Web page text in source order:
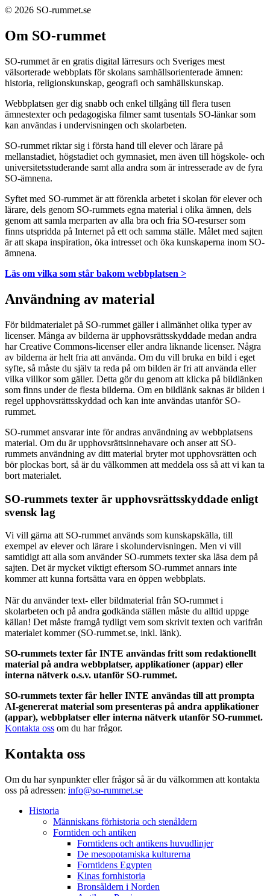
© 2026 SO-rummet.se
Om SO-rummet
SO-rummet är en gratis digital lärresurs och Sveriges mest
välsorterade webbplats för skolans samhällsorienterade ämnen:
historia, religionskunskap, geografi och samhällskunskap.
Webbplatsen ger dig snabb och enkel tillgång till flera tusen
ämnestexter och pedagogiska filmer samt tusentals SO-länkar som
kan användas i undervisningen och skolarbeten.
SO-rummet riktar sig i första hand till elever och lärare på
mellanstadiet, högstadiet och gymnasiet, men även till högskole- och
universitetsstuderande samt alla andra som är intresserade av de fyra
SO-ämnena.
Syftet med SO-rummet är att förenkla arbetet i skolan för elever och
lärare, dels genom SO-rummets egna material i olika ämnen, dels
genom att samla merparten av alla bra och fria SO-resurser som
finns utspridda på Internet på ett och samma ställe. Målet med sajten
är att skapa inspiration, öka intresset och öka kunskaperna inom SO-
ämnena.
Läs om vilka som står bakom webbplatsen >
Användning av material
För bildmaterialet på SO-rummet gäller i allmänhet olika typer av
licenser. Många av bilderna är upphovsrättsskyddade medan andra
har Creative Commons-licenser eller andra liknande licenser. Några
av bilderna är helt fria att använda. Om du vill bruka en bild i eget
syfte, så måste du själv ta reda på om bilden är fri att använda eller
vilka villkor som gäller. Detta gör du genom att klicka på bildlänken
som finns under de flesta bilderna. Om en bildlänk saknas är bilden i
regel upphovsrättsskyddad och kan inte användas utanför SO-
rummet.
SO-rummet ansvarar inte för andras användning av webbplatsens
material. Om du är upphovsrättsinnehavare och anser att SO-
rummets användning av ditt material bryter mot upphovsrätten och
bör plockas bort, så är du välkommen att meddela oss så att vi kan ta
bort materialet.
SO-rummets texter är upphovsrättsskyddade enligt
svensk lag
Vi vill gärna att SO-rummet används som kunskapskälla, till
exempel av elever och lärare i skolundervisningen. Men vi vill
samtidigt att alla som använder SO-rummets texter ska läsa dem på
sajten. Det är mycket viktigt eftersom SO-rummet annars inte
kommer att kunna fortsätta vara en öppen webbplats.
När du använder text- eller bildmaterial från SO-rummet i
skolarbeten och på andra godkända ställen måste du alltid uppge
källan! Det måste framgå tydligt vem som skrivit texten och varifrån
materialet kommer (SO-rummet.se, inkl. länk).
SO-rummets texter får INTE användas fritt som redaktionellt
material på andra webbplatser, applikationer (appar) eller
interna nätverk o.s.v. utanför SO-rummet.
SO-rummets texter får heller INTE användas till att prompta
AI-genererat material som presenteras på andra applikationer
(appar), webbplatser eller interna nätverk utanför SO-rummet.
Kontakta oss om du har frågor.
Kontakta oss
Om du har synpunkter eller frågor så är du välkommen att kontakta
oss på adressen: info@so-rummet.se
Historia
Människans förhistoria och stenåldern
Forntiden och antiken
Forntidens och antikens huvudlinjer
De mesopotamiska kulturerna
Forntidens Egypten
Kinas fornhistoria
Bronsåldern i Norden